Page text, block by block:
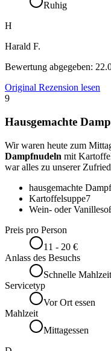
Ruhig
H
Harald F.
Bewertung abgegeben:
Original Rezension lesen
9
Hausgemachte
Wir waren heute zum
Dampfnudeln mit
war alles zu unserer
hausgemachte
Kartoffelsuppe7
Wein- oder
Preis pro Person
11 - 20 €
Anlass des Besuchs
Schnelle Mahlzeit
Servicetyp
Vor Ort essen
Mahlzeit
Mittagessen